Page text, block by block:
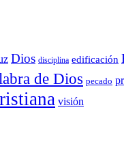
Dios disciplina edificación
de Dios pecado
visión